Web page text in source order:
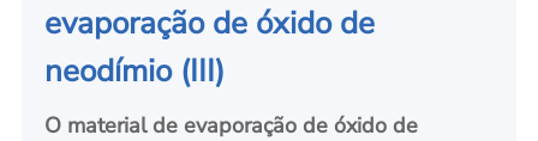
evaporação de óxido de
neodímio (III)
O material de evaporação de óxido de